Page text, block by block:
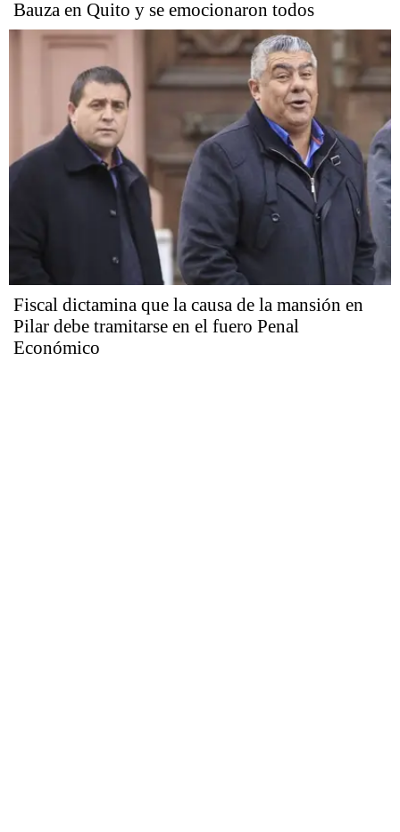
Bauza en Quito y se emocionaron todos
Fiscal dictamina que la causa de la mansión en
Pilar debe tramitarse en el fuero Penal
Económico